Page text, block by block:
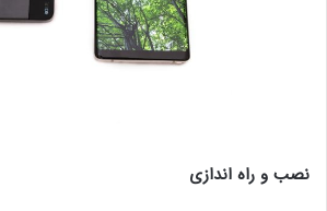
نصب و راه اندازی